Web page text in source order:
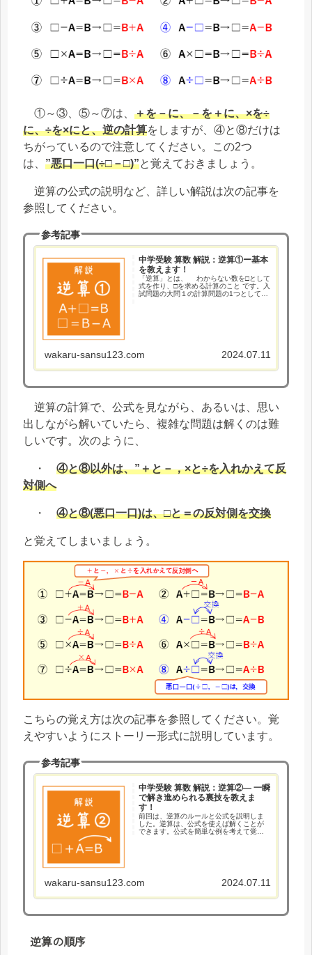
①～③、⑤～⑦は、 ＋を－に、－を＋に、×を÷
に、÷を×にと、逆の計算をしますが、④と⑧だけは
ちがっているので注意してください。この2つ
は、 ”悪口一口(÷□－□)”と覚えておきましょう。
逆算の公式の説明など、詳しい解説は次の記事を
参照してください。
参考記事
中学受験 算数 解説：逆算①ー基本
を教えます！
「逆算」とは、 わからない数を□として
式を作り、□を求める計算のこと です。入
試問題の大問１の計算問題の1つとして出
wakaru-sansu123.com 2024.07.11
逆算の計算で、公式を見ながら、あるいは、思い
出しながら解いていたら、複雑な問題は解くのは難
しいです。次のように、
・ ④と⑧以外は、”＋と－，×と÷を入れかえて反
対側へ
・ ④と⑧(悪口一口)は、□と＝の反対側を交換
と覚えてしまいましょう。
こちらの覚え方は次の記事を参照してください。覚
えやすいようにストーリー形式に説明しています。
参考記事
中学受験 算数 解説：逆算②― 一瞬
で解き進められる裏技を教えま
す！
前回は、逆算のルールと公式を説明しま
した。逆算は、公式を使えば解くことが
できます。公式を簡単な例を考えて覚え
wakaru-sansu123.com 2024.07.11
逆算の順序